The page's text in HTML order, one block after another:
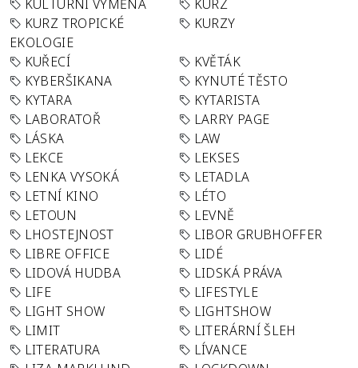
KULTURNÍ VÝMĚNA
KURZ
KURZ TROPICKÉ
EKOLOGIE
KURZY
KUŘECÍ
KVĚTÁK
KYBERŠIKANA
KYNUTÉ TĚSTO
KYTARA
KYTARISTA
LABORATOŘ
LARRY PAGE
LÁSKA
LAW
LEKCE
LEKSES
LENKA VYSOKÁ
LETADLA
LETNÍ KINO
LÉTO
LETOUN
LEVNĚ
LHOSTEJNOST
LIBOR GRUBHOFFER
LIBRE OFFICE
LIDÉ
LIDOVÁ HUDBA
LIDSKÁ PRÁVA
LIFE
LIFESTYLE
LIGHT SHOW
LIGHTSHOW
LIMIT
LITERÁRNÍ ŠLEH
LITERATURA
LÍVANCE